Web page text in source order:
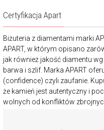
Certyfikacja Apart
Biżuteria z diamentami marki
APART, w którym opisano
jak również jakość diamentu
barwa i szlif. Marka APART
(confidence) czyli zaufanie.
że kamień jest autentyczny i
wolnych od konfliktów